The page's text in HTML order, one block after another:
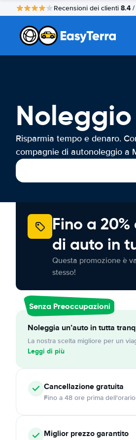
Recensioni dei clienti 8.4 /
Risparmia tempo e denaro.
compagnie di autonoleggio a
Fino a
di auto in
Questa promozione è
stesso!
Senza Preoccupazioni
Noleggia un’auto in tutta
La nostra scelta migliore per un
Leggi di più
Cancellazionegratuita
Fino a 48 ore prima
Miglior prezzo garantito